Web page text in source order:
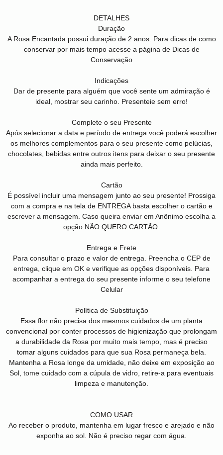
DETALHES
Duração
A Rosa Encantada possui duração de 2 anos. Para dicas de como
conservar por mais tempo acesse a página de Dicas de
Conservação
Indicações
Dar de presente para alguém que você sente um admiração é
ideal, mostrar seu carinho. Presenteie sem erro!
Complete o seu Presente
Após selecionar a data e período de entrega você poderá escolher
os melhores complementos para o seu presente como pelúcias,
chocolates, bebidas entre outros itens para deixar o seu presente
ainda mais perfeito.
Cartão
É possível incluir uma mensagem junto ao seu presente! Prossiga
com a compra e na tela de ENTREGA basta escolher o cartão e
escrever a mensagem. Caso queira enviar em Anônimo escolha a
opção NÃO QUERO CARTÃO.
Entrega e Frete
Para consultar o prazo e valor de entrega. Preencha o CEP de
entrega, clique em OK e verifique as opções disponíveis. Para
acompanhar a entrega do seu presente informe o seu telefone
Celular
Política de Substituição
Essa flor não precisa dos mesmos cuidados de um planta
convencional por conter processos de higienização que prolongam
a durabilidade da Rosa por muito mais tempo, mas é preciso
tomar alguns cuidados para que sua Rosa permaneça bela.
Mantenha a Rosa longe da umidade, não deixe em exposição ao
Sol, tome cuidado com a cúpula de vidro, retire-a para eventuais
limpeza e manutenção.
COMO USAR
Ao receber o produto, mantenha em lugar fresco e arejado e não
exponha ao sol. Não é preciso regar com água.